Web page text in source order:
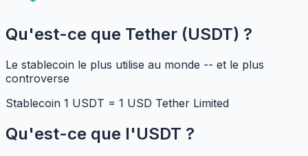
Qu'est-ce que Tether (USDT) ?
Le stablecoin le plus utilise au monde -- et le plus
controverse
Stablecoin 1 USDT = 1 USD Tether Limited
Qu'est-ce que l'USDT ?